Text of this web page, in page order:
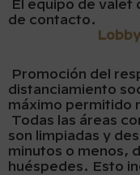
El equipo de
de contacto.
Promoción del
distanciamiento
máximo permitido
Todas las áreas
son limpiadas y
minutos o menos,
huéspedes. Esto